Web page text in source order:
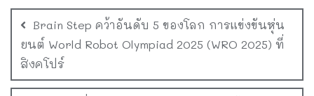
Brain Step คว้าอันดับ 5 ของโลก การแข่งขันหุ่น
ยนต์ World Robot Olympiad 2025 (WRO 2025) ที่
สิงคโปร์